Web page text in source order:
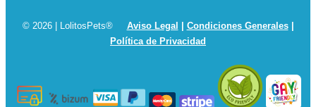
© 2026 | LolitosPets® Aviso Legal Condiciones Generales|
Política de Privacidad